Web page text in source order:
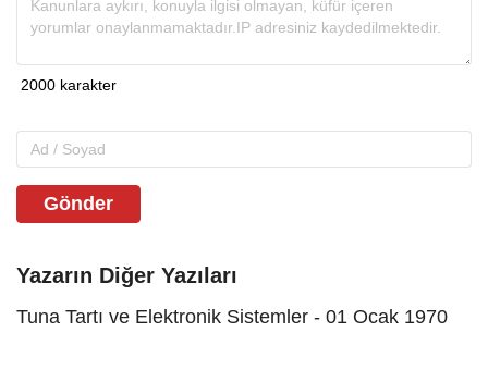
Gönder
Yazarın Diğer Yazıları
Tuna Tartı ve Elektronik Sistemler - 01 Ocak 1970